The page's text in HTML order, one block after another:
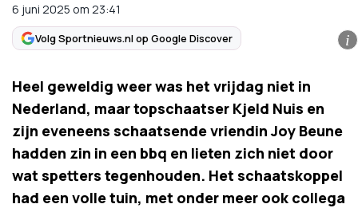
6 juni 2025 om 23:41
Volg Sportnieuws.nl op Google Discover i
Heel geweldig weer was het vrijdag niet in
Nederland, maar topschaatser Kjeld Nuis en
zijn eveneens schaatsende vriendin Joy Beune
hadden zin in een bbq en lieten zich niet door
wat spetters tegenhouden. Het schaatskoppel
had een volle tuin, met onder meer ook collega